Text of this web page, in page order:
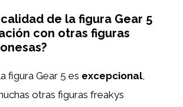
de la figura Gear 5
con otras figuras
figura Gear 5 es excepcional,
otras figuras freakys